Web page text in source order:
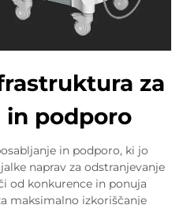
za
in podporo
in podporo, ki jo
naprav za odstranjevanje
od konkurence in ponuja
maksimalno izkoriščanje